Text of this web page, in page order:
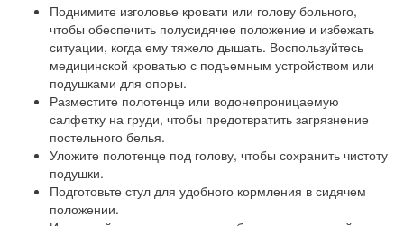
Поднимите изголовье кровати или голову больного,
чтобы обеспечить полусидячее положение и избежать
ситуации, когда ему тяжело дышать. Воспользуйтесь
медицинской кроватью с подъемным устройством или
подушками для опоры.
Разместите полотенце или водонепроницаемую
салфетку на груди, чтобы предотвратить загрязнение
постельного белья.
Уложите полотенце под голову, чтобы сохранить чистоту
подушки.
Подготовьте стул для удобного кормления в сидячем
положении.